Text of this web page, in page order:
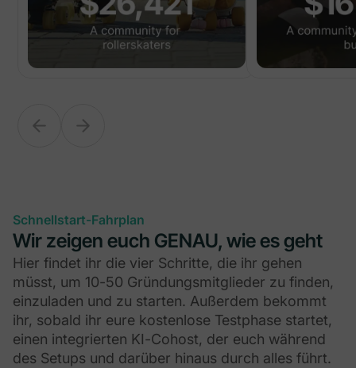
Schnellstart-Fahrplan
Wir zeigen euch GENAU, wie es geht
Hier findet ihr die vier Schritte, die ihr gehen
müsst, um 10-50 Gründungsmitglieder zu finden,
einzuladen und zu starten. Außerdem bekommt
ihr, sobald ihr eure kostenlose Testphase startet,
einen integrierten KI-Cohost, der euch während
des Setups und darüber hinaus durch alles führt.